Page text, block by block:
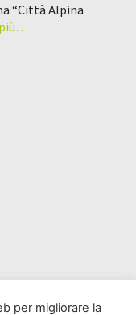
“Città Alpina
più…
per migliorare la